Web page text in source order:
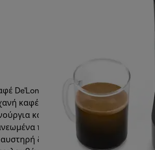
De'Longhi Renova; Είναι μια
καφέ που έχει επανέλθει σε
και είναι 100%
προϊόντα της De’Longhi
διαδικασία